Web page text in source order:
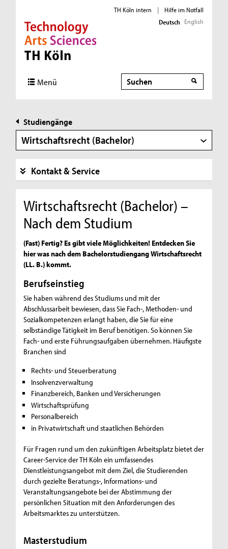
Direkt zur Hauptnavigation
Direkt zur Subnavigation
Direkt zum Inhalt
Direkt zum Fußbereich
TH Köln intern |
Hilfe im Notfall
Deutsch English
Menü Suche
Studiengänge
Wirtschaftsrecht (Bachelor)
Kontakt & Service
Wirtschaftsrecht (Bachelor) –
Nach dem Studium
(Fast) Fertig? Es gibt viele Möglichkeiten! Entdecken Sie
hier was nach dem Bachelorstudiengang Wirtschaftsrecht
(LL. B.) kommt.
Berufseinstieg
Sie haben während des Studiums und mit der
Abschlussarbeit bewiesen, dass Sie Fach-, Methoden- und
Sozialkompetenzen erlangt haben, die Sie für eine
selbständige Tätigkeit im Beruf benötigen. So können Sie
Fach- und erste Führungsaufgaben übernehmen. Häufigste
Branchen sind
Rechts- und Steuerberatung
Insolvenzverwaltung
Finanzbereich, Banken und Versicherungen
Wirtschaftsprüfung
Personalbereich
in Privatwirtschaft und staatlichen Behörden
Für Fragen rund um den zukünftigen Arbeitsplatz bietet der
Career-Service der TH Köln ein umfassendes
Dienstleistungsangebot mit dem Ziel, die Studierenden
durch gezielte Beratungs-, Informations- und
Veranstaltungsangebote bei der Abstimmung der
persönlichen Situation mit den Anforderungen des
Arbeitsmarktes zu unterstützen.
Masterstudium